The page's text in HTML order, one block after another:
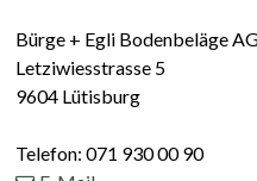
Bürge + Egli Bodenbeläge
Letziwiesstrasse 5
9604 Lütisburg
Telefon:071 930 00 90